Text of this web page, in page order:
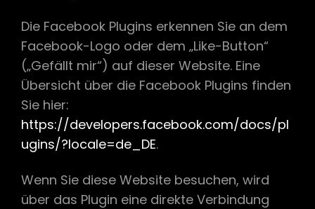
Die Facebook Plugins erkennen Sie an dem
Facebook-Logo oder dem „Like-Button“
(„Gefällt mir“) auf dieser Website. Eine
Übersicht über die Facebook Plugins finden
Sie hier:
https://developers.facebook.com/docs/pl
ugins/?locale=de_DE.
Wenn Sie diese Website besuchen, wird
über das Plugin eine direkte Verbindung